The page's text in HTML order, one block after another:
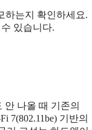
하는지 확인하세요.
있습니다.
안 나올 때 기존의
7(802.11be) 기반의